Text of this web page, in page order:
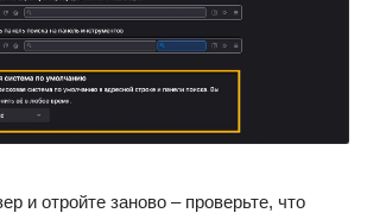
и отройте заново – проверьте, что